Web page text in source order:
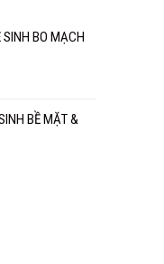
BO MẠCH
BỀ MẶT &